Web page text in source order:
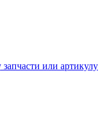
или артикулу